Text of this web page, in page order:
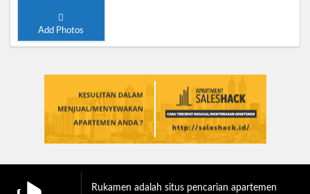
Add Photos
Rukamen adalah situs pencarian apartemen